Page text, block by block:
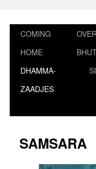
COMING
HOME
DHAMMA-
ZAADJES
SAMSARA